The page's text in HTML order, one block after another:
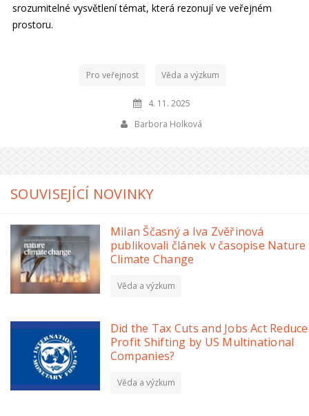
srozumitelné vysvětlení témat, která rezonují ve veřejném
prostoru.
Pro veřejnost Věda a výzkum
4. 11. 2025
Barbora Holková
SOUVISEJÍCÍ NOVINKY
Milan Ščasný a Iva Zvěřinová
publikovali článek v časopise Nature
Climate Change
Věda a výzkum
Did the Tax Cuts and Jobs Act Reduce
Profit Shifting by US Multinational
Companies?
Věda a výzkum